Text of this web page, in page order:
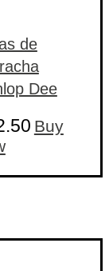
de
Dee
Buy
This
product
may